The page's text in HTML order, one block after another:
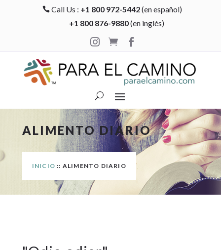
 Call Us : +1 800 972-5442(en español)
+1 800 876-9880(en inglés)

 
ALIMENTO DIARIO
INICIO :: ALIMENTO DIARIO